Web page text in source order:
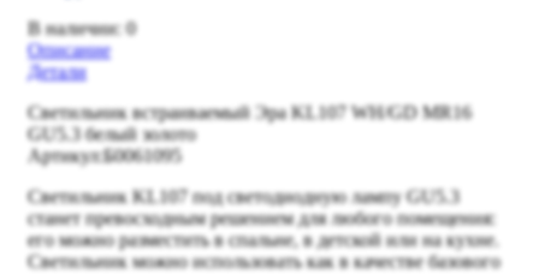
В наличии: 0
Описание
Детали
Светильник встраиваемый Эра KL107 WH/GD MR16
GU5.3 белый золото
Артикул:Б0061095
Светильник KL107 под светодиодную лампу GU5.3
станет превосходным решением для любого помещения:
его можно разместить в спальне, в детской или на кухне.
Светильник можно использовать как в качестве базового